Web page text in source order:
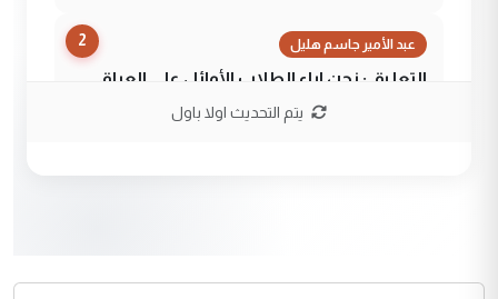
2 عبد الأمير جاسم هليل
التعليق : نحن اباء الطلاب الأوائل على العراق
نتشرف بلقاء السيد احمد الصافي في العتبات
التعليق : قرار مستعجل جدا ولامصلحة فيه
يتم التحديث اولا باول